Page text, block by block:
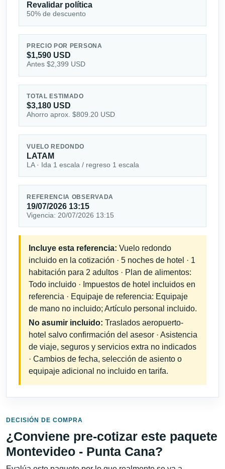
Revalidar política
50% de descuento
PRECIO POR PERSONA
$1,590 USD
Antes $2,399 USD
TOTAL ESTIMADO
$3,180 USD
Ahorro aprox. $809.20 USD
VUELO REDONDO
LATAM
LA · Ida 1 escala / regreso 1 escala
REFERENCIA OBSERVADA
19/07/2026 13:15
Vigencia: 20/07/2026 13:15
Incluye esta referencia: Vuelo redondo
incluido en la cotización · 5 noches de hotel · 1
habitación para 2 adultos · Plan de alimentos:
Todo incluido · Impuestos de hotel incluidos en
referencia · Equipaje de referencia: Equipaje
de mano no incluido; Artículo personal incluido.
No asumir incluido: Traslados aeropuerto-
hotel salvo confirmación del asesor · Asistencia
de viaje, seguros y servicios extra no indicados
· Cambios de fecha, selección de asiento o
equipaje adicional no incluido en tarifa.
DECISIÓN DE COMPRA
¿Conviene pre-cotizar este paquete
Montevideo - Punta Cana?